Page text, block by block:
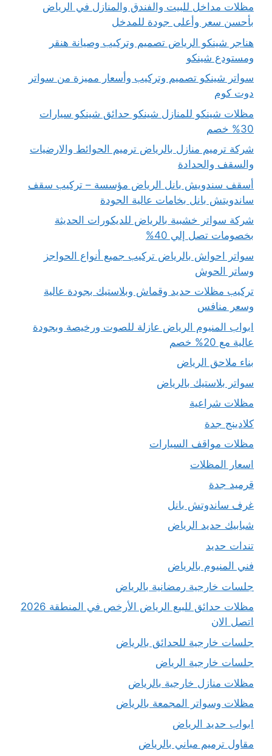
مظلات مداخل للبيت والفندق والمنازل في الرياض
بأحسن سعر وأعلى جودة للمدخل
هناجر شينكو الرياض تصميم وتركيب وصيانة هنقر
ومستودع شينكو
سواتر شينكو تصميم وتركيب وأسعار مميزة من سواتر
دوت كوم
مظلات شينكو للمنازل شينكو حدائق شينكو سيارات
30% خصم
شركة ترميم منازل بالرياض ترميم الحوائط والارضيات
والسقف والحدادة
أسقف سندويش بانل الرياض مؤسسة – تركيب سقف
ساندويتش بانل بخامات عالية الجودة
شركة سواتر خشبية بالرياض للديكورات الحديثة
بخصومات تصل إلي 40%
سواتر احواش بالرياض تركيب جميع أنواع الحواجز
وساتر الحوش
تركيب مظلات حديد وقماش وبلاستيك بجودة عالية
وسعر منافس
ابواب المنيوم الرياض عازلة للصوت ورخيصة وبجودة
عالية مع 20% خصم
بناء ملاحق الرياض
سواتر بلاستيك بالرياض
مظلات شراعية
كلادينج جدة
مظلات مواقف السيارات
اسعار المظلات
قرميد جدة
غرف ساندوتش بانل
شبابيك حديد الرياض
تندات حديد
فني المنيوم بالرياض
جلسات خارجية رمضانية بالرياض
مظلات حدائق للبيع الرياض الأرخص في المنطقة 2026
اتصل الان
جلسات خارجية للحدائق بالرياض
جلسات خارجية الرياض
مظلات منازل خارجية بالرياض
مظلات وسواتر المجمعة بالرياض
ابواب حديد الرياض
مقاول ترميم مباني بالرياض